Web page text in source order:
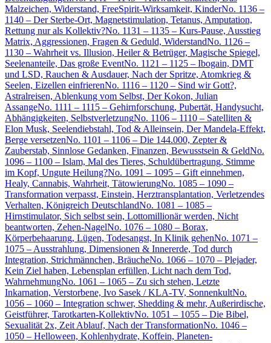
Malzeichen, Widerstand, FreeSpirit-Wirksamkeit, KinderNo. 1136 –
1140 – Der Sterbe-Ort, Magnetstimulation, Tetanus, Amputation,
Rettung nur als Kollektiv?No. 1131 – 1135 – Kurs-Pause, Ausstieg
Matrix, Aggressionen, Fragen & Geduld, WiderstandNo. 1126 –
1130 – Wahrheit vs. Illusion, Heiler & Betrüger, Magische Spiegel,
Seelenanteile, Das große EventNo. 1121 – 1125 – Ibogain, DMT
und LSD, Rauchen & Ausdauer, Nach der Spritze, Atomkrieg &
Seelen, Eizellen einfrierenNo. 1116 – 1120 – Sind wir Gott?,
Astralreisen, Ablenkung vom Selbst, Der Kokon, Julian
AssangeNo. 1111 – 1115 – Gehirnforschung, Pubertät, Handysucht,
Abhängigkeiten, SelbstverletzungNo. 1106 – 1110 – Satelliten &
Elon Musk, Seelendiebstahl, Tod & Alleinsein, Der Mandela-Effekt,
Berge versetzenNo. 1101 – 1106 – Die 144.000, Zepter &
Zauberstab, Sinnlose Gedanken, Finanzen, Bewusstsein & GeldNo.
1096 – 1100 – Islam, Mal des Tieres, Schuldübertragung, Stimme
im Kopf, Ungute Heilung?No. 1091 – 1095 – Gift einnehmen,
Healy, Cannabis, Wahrheit, TätowierungNo. 1085 – 1090 –
Transformation verpasst, Einstein, Herztransplantation, Verletzendes
Verhalten, Königreich DeutschlandNo. 1081 – 1085 –
Hirnstimulator, Sich selbst sein, Lottomillionär werden, Nicht
beantworten, Zehen-NagelNo. 1076 – 1080 – Borax,
Körperbehaarung, Lügen, Todesangst, In Klinik gehenNo. 1071 –
1075 – Ausstrahlung, Dimensionen & Innererde, Tod durch
Integration, Strichmännchen, BräucheNo. 1066 – 1070 – Plejader,
Kein Ziel haben, Lebensplan erfüllen, Licht nach dem Tod,
WahrnehmungNo. 1061 – 1065 – Zu sich stehen, Letzte
Inkarnation, Verstorbene, Ivo Sasek / KLA-TV, SonnenkultNo.
1056 – 1060 – Integration schwer, Shedding & mehr, Außerirdische,
Geistführer, Tarotkarten-KollektivNo. 1051 – 1055 – Die Bibel,
Sexualität 2x, Zeit Ablauf, Nach der TransformationNo. 1046 –
1050 – Helloween, Kohlenhydrate, Koffein, Planeten-